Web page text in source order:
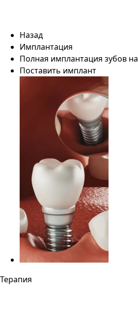
Назад
Имплантация
Полная имплантация зубов
Поставить имплант
Терапия